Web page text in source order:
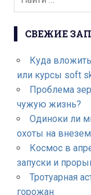
СВЕЖИЕ
Куда
или курсы soft
Проблема
чужую жизнь?
Одиноки ли
охоты на
Космос в
запуски и
Тротуарная
горожан